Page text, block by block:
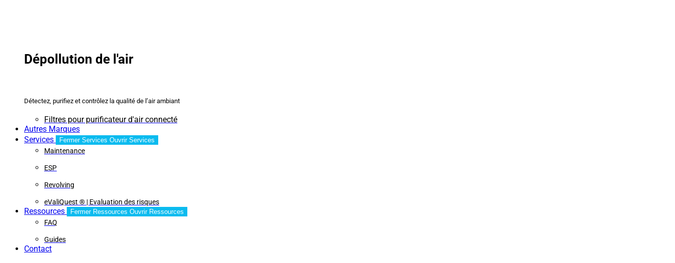
Dépollution de l'air
Détectez, purifiez et contrôlez la qualité de l’air ambiant
Filtres pour purificateur d'air connecté
Autres Marques
Services
Fermer Services Ouvrir Services
Maintenance
ESP
Revolving
eValiQuest ® | Evaluation des risques
Ressources Fermer Ressources Ouvrir Ressources
FAQ
Guides
Contact